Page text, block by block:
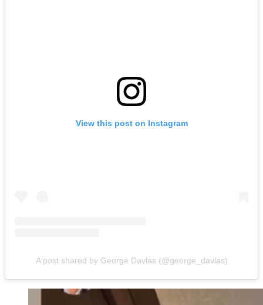
View this post on Instagram
A post shared by George Davlas (@george_davlas)